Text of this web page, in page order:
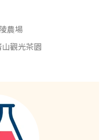
農場
觀光茶園